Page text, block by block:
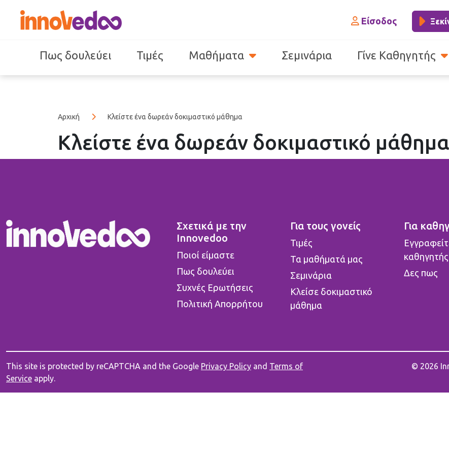
Είσοδος
Πως δουλεύει Τιμές Μαθήματα Σεμινάρια Γίνε Καθηγητής
Αρχική Κλείστε ένα δωρεάν δοκιμαστικό μάθημα
Κλείστε ένα δωρεάν δοκιμαστικό μάθημα
Σχετικά με την
Innovedoo
Ποιοί είμαστε
Πως δουλεύει
Συχνές Ερωτήσεις
Πολιτική Απορρήτου
Για τους γονείς
Τιμές
Τα μαθήματά μας
Σεμινάρια
Κλείσε δοκιμαστικό
μάθημα
Για
καθηγητής
Δες πως
This site is protected by reCAPTCHA and the Google Privacy Policy and Terms of
Service apply.
© 2026